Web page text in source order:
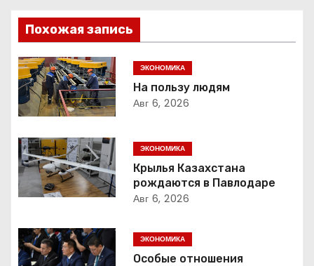
в
и
г
а
ц
и
я
п
о
Похожая запись
ЭКОНОМИКА
На пользу людям
Авг 6, 2026
ЭКОНОМИКА
Крылья Казахстана
рождаются в Павлодаре
Авг 6, 2026
ЭКОНОМИКА
Особые отношения